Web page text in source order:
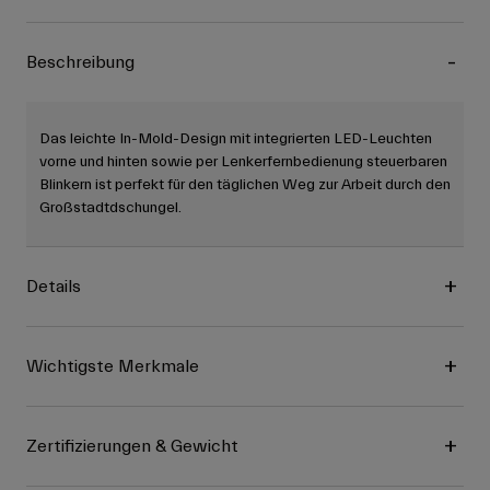
Beschreibung
Das leichte In-Mold-Design mit integrierten LED-Leuchten
vorne und hinten sowie per Lenkerfernbedienung steuerbaren
Blinkern ist perfekt für den täglichen Weg zur Arbeit durch den
Großstadtdschungel.
Details
Wichtigste Merkmale
Zertifizierungen & Gewicht